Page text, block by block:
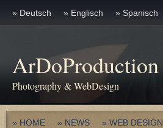
» Deutsch » Englisch » Spanisch
ArDoProduction
Photography & WebDesign
» HOME » NEWS » WEB DESIGN